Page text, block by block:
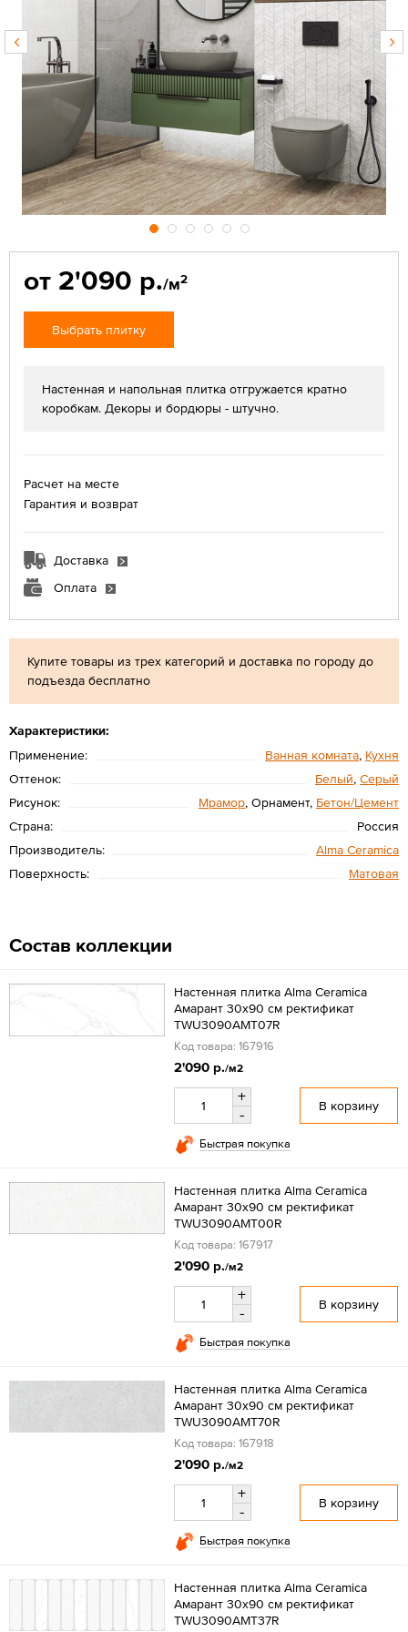
Купите товары из трех категорий и доставка по городу до
подъезда бесплатно
Характеристики:
Применение:
Ванная комната, Кухня
Оттенок:
Белый, Серый
Рисунок:
Мрамор, Орнамент, Бетон/Цемент
Страна:
Россия
Производитель:
Alma Ceramica
Поверхность:
Матовая
от 2'090 р./м2
Выбрать плитку
Настенная и напольная плитка отгружается кратно
коробкам. Декоры и бордюры - штучно.
Расчет на месте
Гарантия и возврат
Доставка
Оплата
Состав коллекции
Настенная плитка Alma Ceramica
Амарант 30x90 см ректификат
TWU3090AMT07R
Код товара: 167916
2'090 р./м2
+
-
В корзину
Быстрая покупка
Настенная плитка Alma Ceramica
Амарант 30x90 см ректификат
TWU3090AMT00R
Код товара: 167917
2'090 р./м2
+
-
В корзину
Быстрая покупка
Настенная плитка Alma Ceramica
Амарант 30x90 см ректификат
TWU3090AMT70R
Код товара: 167918
2'090 р./м2
+
-
В корзину
Быстрая покупка
Настенная плитка Alma Ceramica
Амарант 30x90 см ректификат
TWU3090AMT37R